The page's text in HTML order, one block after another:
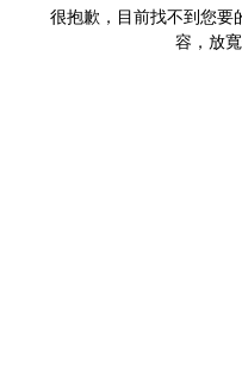
很抱歉，目前找不到您要
容，放